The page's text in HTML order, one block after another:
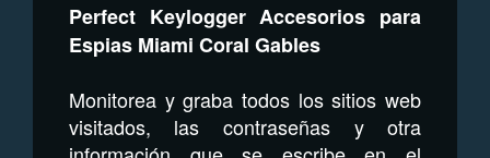
Perfect Keylogger Accesorios para
Espias Miami Coral Gables
Monitorea y graba todos los sitios web
visitados, las contraseñas y otra